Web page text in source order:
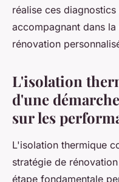
réalise ces
accompagnant dans
rénovation
L'isolation
d'une
sur les
L'isolation thermique
stratégie de
étape fondamentale